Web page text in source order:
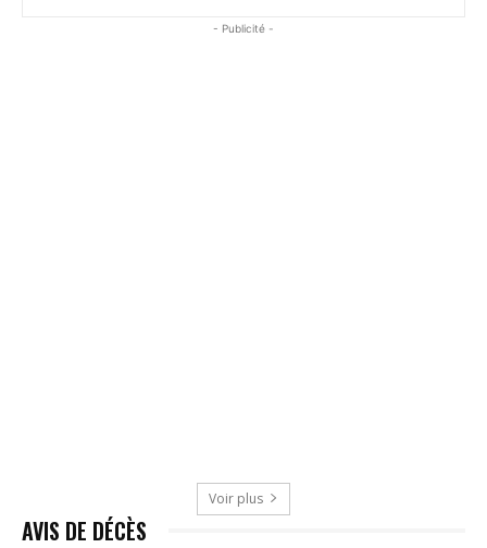
- Publicité -
Voir plus
AVIS DE DÉCÈS